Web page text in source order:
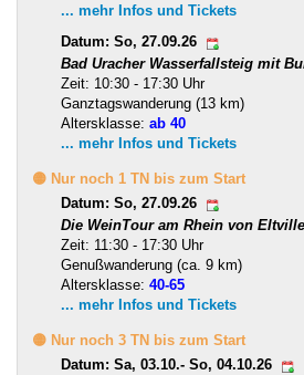
... mehr Infos und Tickets
Datum: So, 27.09.26
Bad Uracher Wasserfallsteig mit
Zeit: 10:30 - 17:30 Uhr
Ganztagswanderung (13 km)
Altersklasse: ab 40
... mehr Infos und Tickets
🟡 Nur noch 1 TN bis zum Start
Datum: So, 27.09.26
Die WeinTour am Rhein von
Zeit: 11:30 - 17:30 Uhr
Genußwanderung (ca. 9 km)
Altersklasse: 40-65
... mehr Infos und Tickets
🟡 Nur noch 3 TN bis zum Start
Datum: Sa, 03.10.- So, 04.10.26